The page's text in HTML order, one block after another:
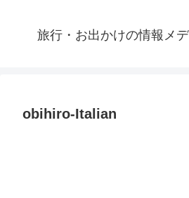
旅行・お出かけの情報メ
obihiro-Italian